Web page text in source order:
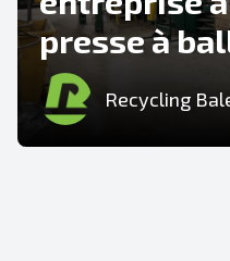
presse à
Recycling